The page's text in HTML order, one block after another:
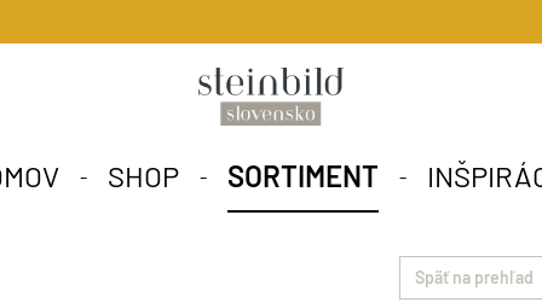
SHOP SORTIMENT
Späť na prehľad